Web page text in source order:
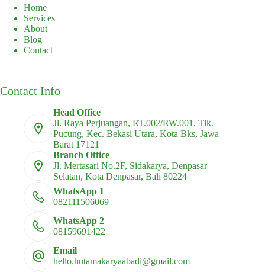
Home
Services
About
Blog
Contact
Contact Info
Head Office
Jl. Raya Perjuangan, RT.002/RW.001, Tlk.
Pucung, Kec. Bekasi Utara, Kota Bks, Jawa
Barat 17121
Branch Office
Jl. Mertasari No.2F, Sidakarya, Denpasar
Selatan, Kota Denpasar, Bali 80224
WhatsApp 1
082111506069
WhatsApp 2
08159691422
Email
hello.hutamakaryaabadi@gmail.com